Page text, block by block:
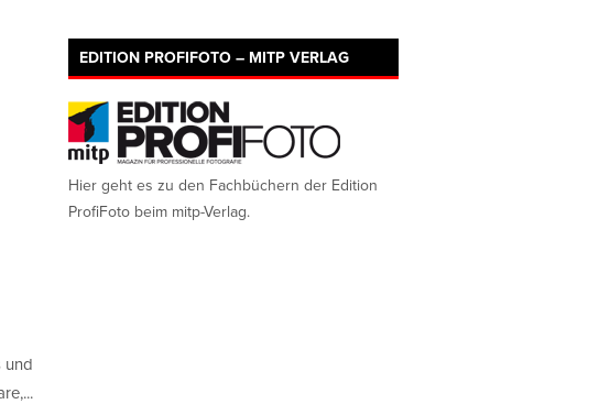
und
EDITION PROFIFOTO – MITP VERLAG
Hier geht es zu den Fachbüchern der Edition
ProfiFoto beim mitp-Verlag.